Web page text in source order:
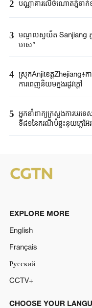
2 បណ្ណាគារលើចំណោតភ្នំទាក់
3 មណ្ឌលស្វយ័ត Sanjiang ភូមិ
មាស”
4 ស្រុកAnjiខេត្តZhejiang៖
ការពេញនិយមក្នុងរដូវក្តៅ
5 អ្នកនាំពាក្យ​ក្រសួងការបរ
ទី៨១នៃ​ករណី​បំផ្ទុះនុយក្លេអ៊
EXPLORE MORE
English
Français
Русский
CCTV+
CHOOSE YOUR